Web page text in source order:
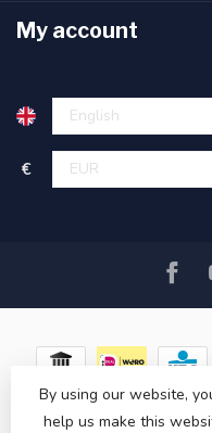
My account
€
By using our website,
help us make this